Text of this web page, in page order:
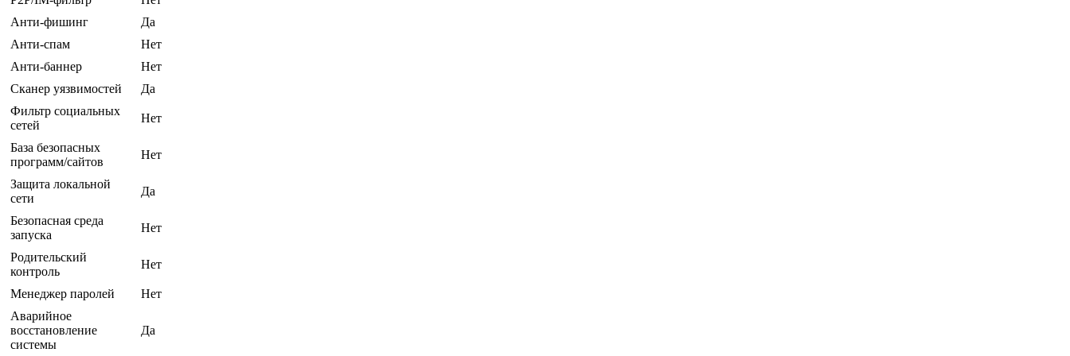
Анти-фишинг
Да
Анти-спам
Нет
Анти-баннер
Нет
Сканер уязвимостей
Да
Фильтр социальных
сетей
Нет
База безопасных
программ/сайтов
Нет
Защита локальной
сети
Да
Безопасная среда
запуска
Нет
Родительский
контроль
Нет
Менеджер паролей
Нет
Аварийное
восстановление
системы
Да